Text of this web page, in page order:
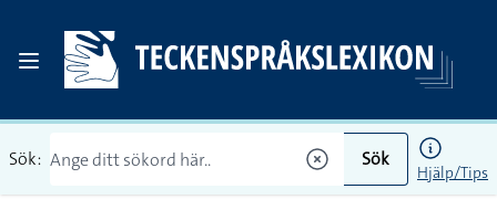
Sök: Sök
Hjälp/Tips